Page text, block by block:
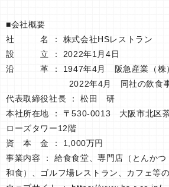
■会社概要
社 名 ： 株式会社HSレストラン
設 立 ： 2022年1月4日
沿 革 ： 1947年4月 阪急産業（株）
2022年4月 同社の飲食事
代表取締役社長 ： 松田 研
本社所在地 ： 〒530-0013 大阪市北区
ローズタワー12階
資 本 金 ： 1,000万円
事業内容 ： 給食食堂、専門店（とんかつ
和食）、ゴルフ場レストラン、カフェ等